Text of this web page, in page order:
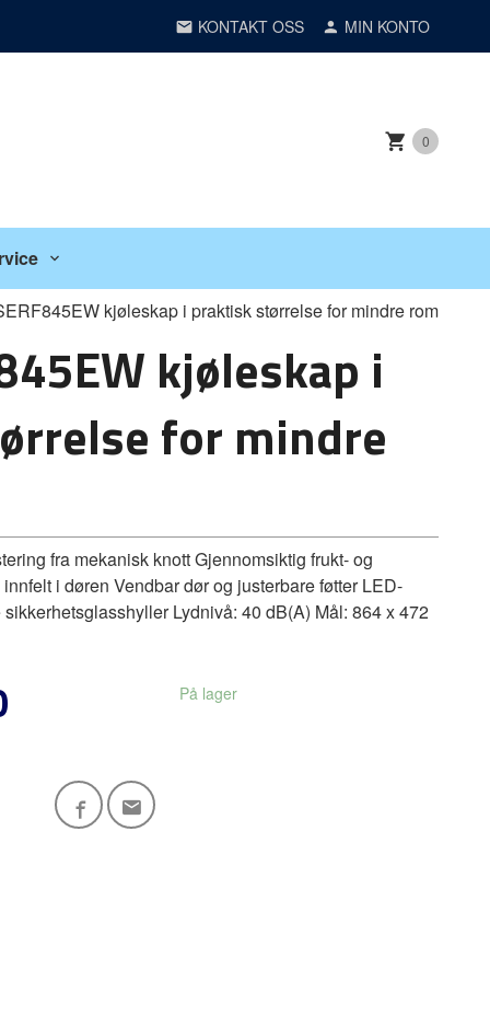
KONTAKT OSS MIN KONTO
0
kjøleskap i praktisk størrelse for mindre rom
kjøleskap i
for mindre
fra mekanisk knott Gjennomsiktig frukt- og
i døren Vendbar dør og justerbare føtter LED-
Lydnivå: 40 dB(A) Mål: 864 x 472
På lager